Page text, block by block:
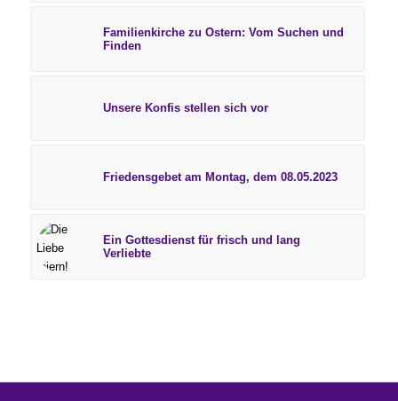
Familienkirche zu Ostern: Vom Suchen und
Finden
Unsere Konfis stellen sich vor
Friedensgebet am Montag, dem 08.05.2023
Ein Gottesdienst für frisch und lang
Verliebte